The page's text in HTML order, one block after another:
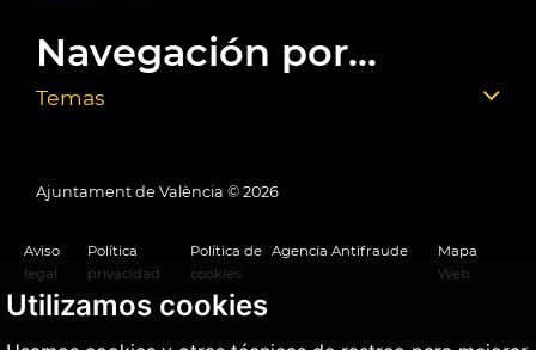
Utilizamos cookies
Navegación por...
Temas
Ajuntament de València © 2026
Aviso
legal
Política
privacidad
Política de
cookies
Agencia Antifraude
Mapa
Web